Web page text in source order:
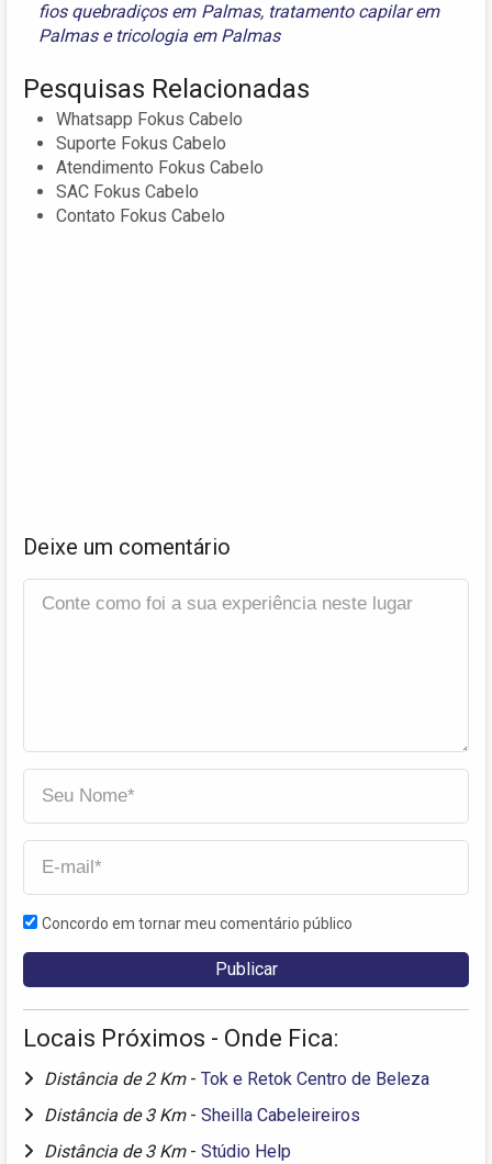
fios quebradiços em Palmas, tratamento capilar em
Palmase tricologia em Palmas
Pesquisas Relacionadas
Whatsapp Fokus Cabelo
Suporte Fokus Cabelo
Atendimento Fokus Cabelo
SAC Fokus Cabelo
Contato Fokus Cabelo
Deixe um comentário
Concordo em tornar meu comentário público
Locais Próximos - Onde Fica:
Distância de 2 Km - Tok e Retok Centro de Beleza
Distância de 3 Km - Sheilla Cabeleireiros
Distância de 3 Km - Stúdio Help